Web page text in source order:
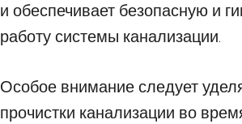
и обеспечивает безопасную и
работу системы канализации.
Особое внимание следует
прочистки канализации во